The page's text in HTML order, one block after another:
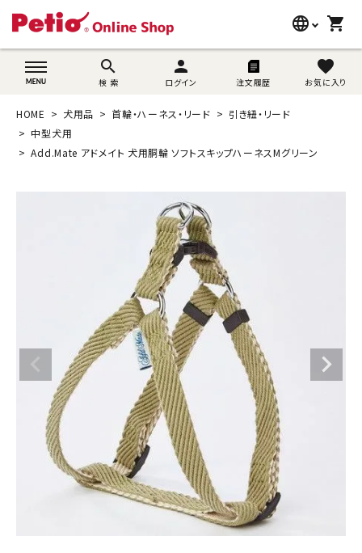
language
wovn-lang-name
shopping_cart
search
検 索
person
ログイン 注文履歴
favorite
お気に入り
search
猫用品
ご利用案内
ACCOUNT MENU
ようこそ ゲスト 様
ログイン person 新規会員登録
HOME 犬用品 首輪・ハーネス・リード
引き紐・リード
中型犬用
Add.Mate アドメイト 犬用胴輪 ソフトスキップハーネスMグリーン